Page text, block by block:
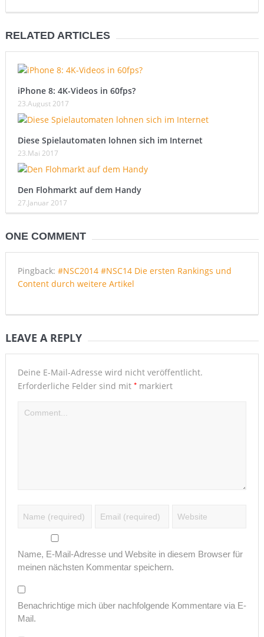
RELATED ARTICLES
iPhone 8: 4K-Videos in 60fps?
23.August 2017
Diese Spielautomaten lohnen sich im Internet
23.Mai 2017
Den Flohmarkt auf dem Handy
27.Januar 2017
ONE COMMENT
Pingback: #NSC2014 #NSC14 Die ersten Rankings und
Content durch weitere Artikel
LEAVE A REPLY
Deine E-Mail-Adresse wird nicht veröffentlicht.
Erforderliche Felder sind mit *markiert
Name, E-Mail-Adresse und Website in diesem Browser für
meinen nächsten Kommentar speichern.
Benachrichtige mich über nachfolgende Kommentare via E-
Mail.